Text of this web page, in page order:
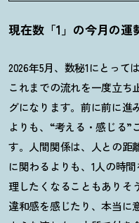
現在数「1」の今月の運
2026年5月、数秘1にとって
これまでの流れを一度立ち
グになります。前に前に進
よりも、“考える・感じる”
す。人間関係は、人との距
に関わるよりも、1人の時
理したくなることもありそ
違和感を感じたり、本当に